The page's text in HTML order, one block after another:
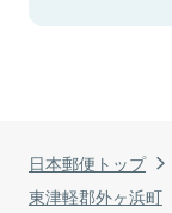
日本郵便トップ
東津軽郡外ヶ浜町